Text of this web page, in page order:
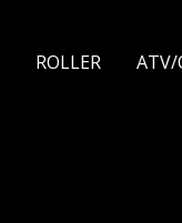
ROLLER ATV/